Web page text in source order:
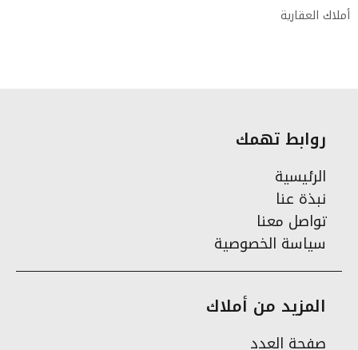
أملاك العقارية
روابط تهمك
الرئيسية
نبذة عنا
تواصل معنا
سياسة الخصوصية
المزيد من أملاك
صفحة العدد